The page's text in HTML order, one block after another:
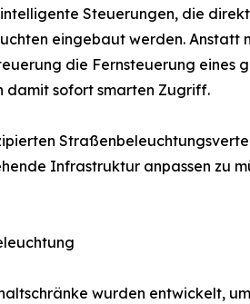
Steuerungen, die
eingebaut werden. Anstatt
die Fernsteuerung eines
damit sofort smarten Zugriff.
Infrastruktur anpassen zu
wurden entwickelt,